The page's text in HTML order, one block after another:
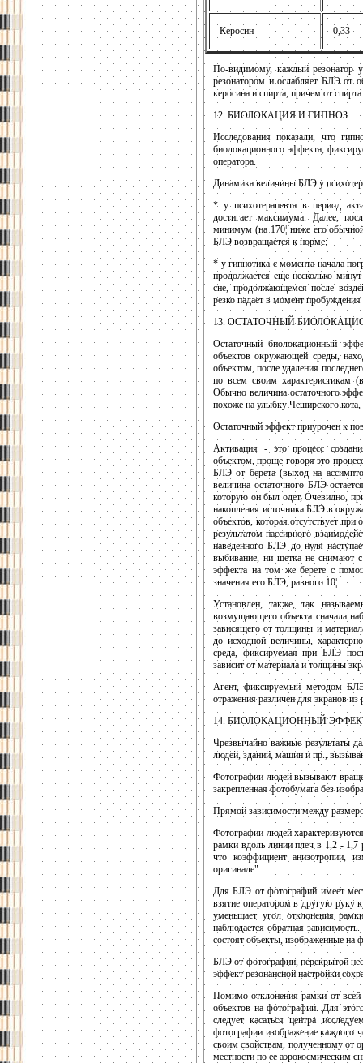
Керосин 0,33
По-видимому, каждый резонатор
резонатором и ослабляет БЛЭ от
керосина и спирта, причем от
12. БИОЛОКАЦИЯ И ГИПНОЗ
Исследования показали, что
биолокационного эффекта,
оператора.
Динамика величины БЛЭ у
* у психотерапевта в период
достигает максимума. Далее,
минимум (на 170¦ ниже его
БЛЭ возвращается к норме;
* у гипнотика с момента начала
продолжается еще несколько
сне, продолжающемся после
резко падает в момент
13. ОСТАТОЧНЫЙ
Остаточный биолокационный
объектов окружающей среды,
объектом, после удаления
по всем своим характеристикам
Обычно величина остаточного
похоже на улыбку Чеширского кота,
Остаточный эффект приурочен к
Активация - это процесс
объектом, проще говоря это
БЛЭ от берета (выход на
величина остаточного БЛЭ
которую он был одет, Очевидно,
накопления источника БЛЭ в
объектов, которая отсутствует
результатом пассивного
наведенного БЛЭ до нуля
выбивание, ни щетка не снимают
эффекта на том же берете с
значения его БЛЭ, равного 10¦.
Установлен, также, так
возмущающего объекта сначала
зависящего от толщины и
до исходной величины,
среда, фиксируемая при БЛЭ
зависит от материала и толщины
Агент, фиксируемый методом
отражения различен для экранов из
14. БИОЛОКАЦИОННЫЙ
Чрезвычайно важные результаты
людей, зданий, машин и пр.,
Фотографии людей вызывают
закрепленная фотобумага без
Прямой зависимости между
Фотографии людей
рамки вдоль линии плеч в 1,2 - 1,7
что коэффициент анизотропии,
оригинале".
Для БЛЭ от фотографий имеет
взятие оператором в другую руку
уменьшает угол отклонения
наблюдается обратная
состоят объекты, изображенные на
БЛЭ от фотографии, перекрытой
эффект резонансной настройки
Помимо отклонения рамки от всей
объектов на фотографии. Для
следует касаться центра
фотографии изображение каждого
своим свойствам, полученному от
местности по ее аэрокосмическим